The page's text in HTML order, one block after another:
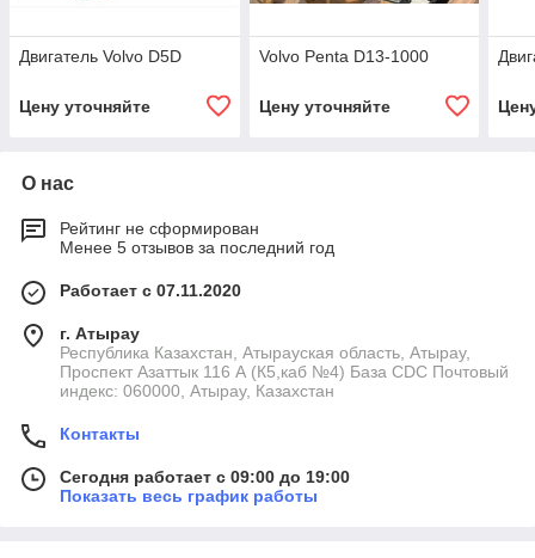
Двигатель Volvo D5D
Цену уточняйте
Volvo Penta D13-1000
Цену уточняйте
О нас
Рейтинг не сформирован
Менее 5 отзывов за последний год
Работает с 07.11.2020
г. Атырау
Республика Казахстан, Атырауская область, Атырау,
Проспект Азаттык 116 А (К5,каб №4) База CDC Почтовый
индекс: 060000, Атырау, Казахстан
Контакты
Сегодня работает с 09:00 до 19:00
Показать весь график работы